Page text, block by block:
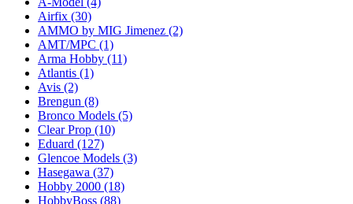
Airfix (30)
AMMO by MIG Jimenez (2)
AMT/MPC (1)
Arma Hobby (11)
Atlantis (1)
Avis (2)
Brengun (8)
Bronco Models (5)
Clear Prop (10)
Eduard (127)
Glencoe Models (3)
Hasegawa (37)
Hobby 2000 (18)
HobbyBoss (88)